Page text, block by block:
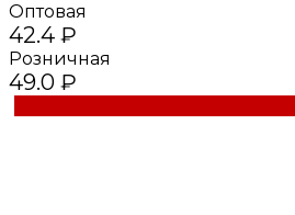
Оптовая
42.4 ₽
Розничная
49.0 ₽